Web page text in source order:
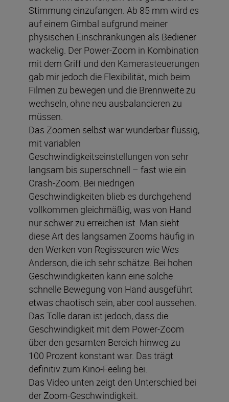
Stimmung einzufangen. Ab 85 mm wird es
auf einem Gimbal aufgrund meiner
physischen Einschränkungen als Bediener
wackelig. Der Power-Zoom in Kombination
mit dem Griff und den Kamerasteuerungen
gab mir jedoch die Flexibilität, mich beim
Filmen zu bewegen und die Brennweite zu
wechseln, ohne neu ausbalancieren zu
müssen.
Das Zoomen selbst war wunderbar flüssig,
mit variablen
Geschwindigkeitseinstellungen von sehr
langsam bis superschnell – fast wie ein
Crash-Zoom. Bei niedrigen
Geschwindigkeiten blieb es durchgehend
vollkommen gleichmäßig, was von Hand
nur schwer zu erreichen ist. Man sieht
diese Art des langsamen Zooms häufig in
den Werken von Regisseuren wie Wes
Anderson, die ich sehr schätze. Bei hohen
Geschwindigkeiten kann eine solche
schnelle Bewegung von Hand ausgeführt
etwas chaotisch sein, aber cool aussehen.
Das Tolle daran ist jedoch, dass die
Geschwindigkeit mit dem Power-Zoom
über den gesamten Bereich hinweg zu
100 Prozent konstant war. Das trägt
definitiv zum Kino-Feeling bei.
Das Video unten zeigt den Unterschied bei
der Zoom-Geschwindigkeit.